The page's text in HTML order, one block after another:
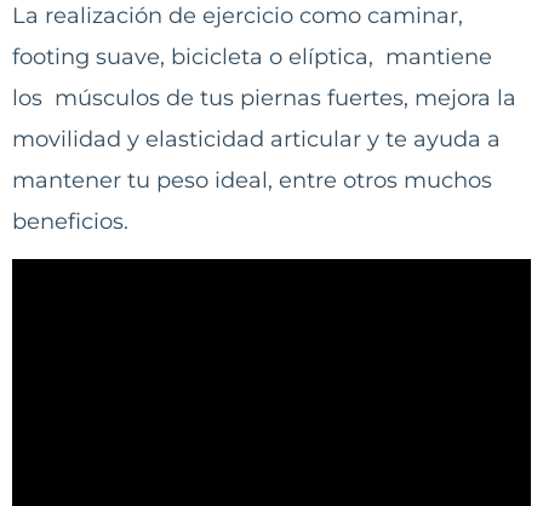
La realización de ejercicio como caminar,
footing suave, bicicleta o elíptica, mantiene
los músculos de tus piernas fuertes, mejora la
movilidad y elasticidad articular y te ayuda a
mantener tu peso ideal, entre otros muchos
beneficios.